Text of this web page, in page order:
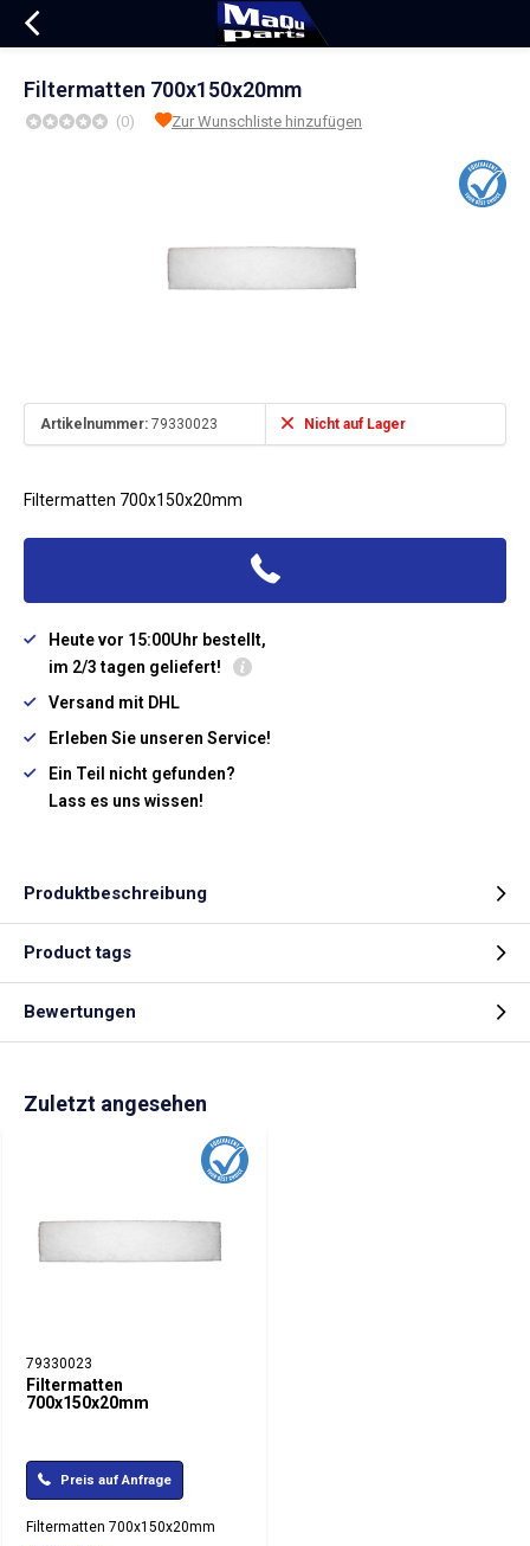
Filtermatten 700x150x20mm
(0) Zur Wunschliste hinzufügen
Artikelnummer: 79330023 Nicht auf Lager
Filtermatten 700x150x20mm
Heute vor 15:00Uhr bestellt,
im 2/3 tagen geliefert!
Versand mit DHL
Erleben Sie unseren Service!
Ein Teil nicht gefunden?
Lass es uns wissen!
Produktbeschreibung
Product tags
Bewertungen
Zuletzt angesehen
79330023
Filtermatten
700x150x20mm
Preis auf Anfrage
Filtermatten 700x150x20mm